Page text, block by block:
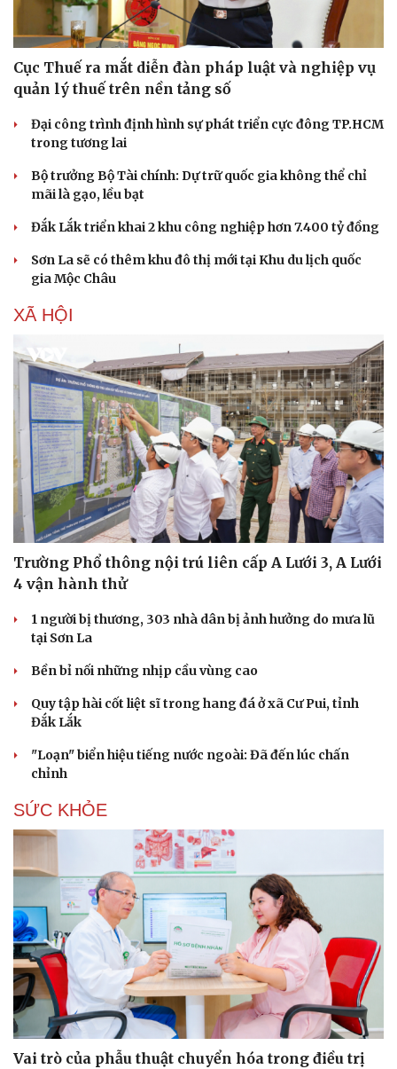
Du lịch
Săn Tour
check-in
Podcast
Đọc truyện đêm khuya
Cục Thuế ra mắt diễn đàn pháp luật và nghiệp vụ
quản lý thuế trên nền tảng số
Đại công trình định hình sự phát triển cực đông TP.HCM
trong tương lai
Bộ trưởng Bộ Tài chính: Dự trữ quốc gia không thể chỉ
mãi là gạo, lều bạt
Đắk Lắk triển khai 2 khu công nghiệp hơn 7.400 tỷ đồng
Sơn La sẽ có thêm khu đô thị mới tại Khu du lịch quốc
gia Mộc Châu
XÃ HỘI
Trường Phổ thông nội trú liên cấp A Lưới 3, A Lưới
4 vận hành thử
1 người bị thương, 303 nhà dân bị ảnh hưởng do mưa lũ
tại Sơn La
Bền bỉ nối những nhịp cầu vùng cao
Quy tập hài cốt liệt sĩ trong hang đá ở xã Cư Pui, tỉnh
Đắk Lắk
"Loạn" biển hiệu tiếng nước ngoài: Đã đến lúc chấn
chỉnh
SỨC KHỎE
Vai trò của phẫu thuật chuyển hóa trong điều trị